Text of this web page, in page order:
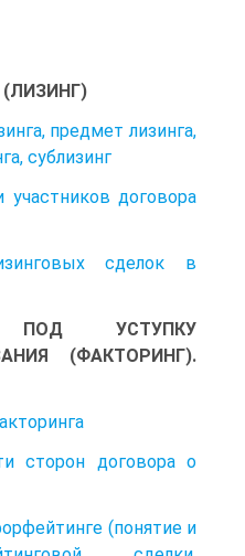
предмет лизинга,
сублизинг
участников договора
сделок в
ПОД УСТУПКУ
(ФАКТОРИНГ).
сторон договора о
(понятие и